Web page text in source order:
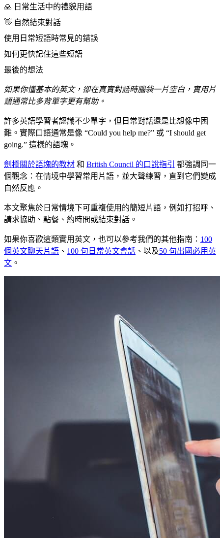
🙏 日常生活中的禮貌用語
👋 自然結束對話
使用日常短語時常見的錯誤
如何更快記住這些短語
最後的想法
如果你懂基本的英文，卻在真實對話時腦袋一片空白，實用片
語通常比多背單字更有幫助。
許多英語學習者認識不少單字，但日常對話還是比想像中困
難。實際口語通常是像 “Could you help me?” 或 “I should get
going.” 這樣的語塊。
劍橋關於語塊的教材 和 British Council 的口說指引
都強調同一
個觀念：在情境中學習常用片語，並大聲練習，直到它們變成
自然反應。
本文聚焦於日常情境下可重複使用的簡短片語，例如打招呼、
請求協助、點餐、約時間或結束對話。
如果你喜歡這類實用英文，也可以參考我們的其他指南： 100
個英文聊天片語 、 100 句日常英文會話 、以及50 句出國必用英
文 。